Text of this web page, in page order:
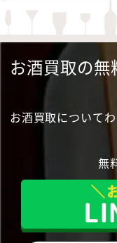
お酒買取の
お酒買取について
無